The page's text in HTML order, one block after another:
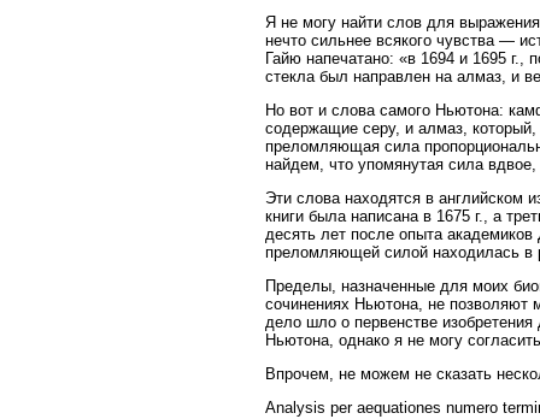
Я не могу найти слов для
нечто сильнее всякого чувства —
Гайю напечатано: «в 1694 и 1695 г.,
стекла был направлен на алмаз, и
Но вот и слова самого Ньютона:
содержащие серу, и алмаз,
преломляющая сила
найдем, что упомянутая сила
Эти слова находятся в английском
книги была написана в 1675 г., а
десять лет после опыта
преломляющей силой находилась в
Пределы, назначенные для моих
сочинениях Ньютона, не позволяют
дело шло о первенстве
Ньютона, однако я не могу
Впрочем, не можем не сказать
Analysis per aequationes numero